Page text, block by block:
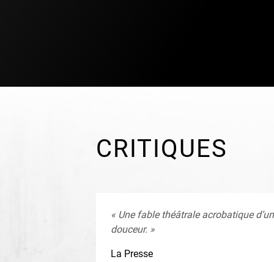
CRITIQUES
« Une fable théâtrale acrobatique
douceur. »
La Presse